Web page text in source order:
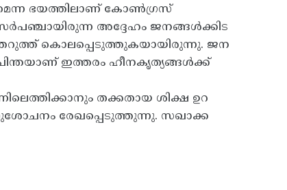
ഭയത്തിലാണ് കോൺഗ്രസ്
അദ്ദേഹം ജനങ്ങൾക്കിട
കൊലപ്പെടുത്തുകയായിരുന്നു. ജന
ഇത്തരം ഹീനകൃത്യങ്ങൾക്ക്
തക്കതായ ശിക്ഷ ഉറ
രേഖപ്പെടുത്തുന്നു. സഖാക്ക